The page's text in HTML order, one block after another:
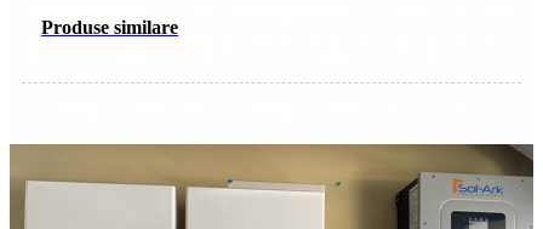
Produse similare